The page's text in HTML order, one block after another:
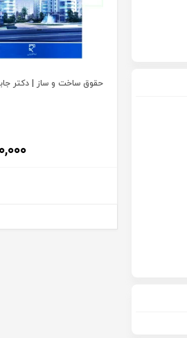
حقوق ساخت و ساز | دکتر